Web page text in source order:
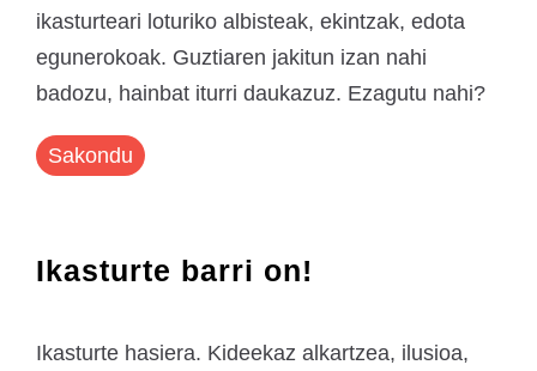
ikasturteari loturiko albisteak, ekintzak, edota
egunerokoak. Guztiaren jakitun izan nahi
badozu, hainbat iturri daukazuz. Ezagutu nahi?
Sakondu
Ikasturte barri on!
Ikasturte hasiera. Kideekaz alkartzea, ilusioa,